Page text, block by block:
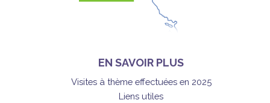
EN SAVOIR PLUS
Visites à thème effectuées en 2025
Liens utiles